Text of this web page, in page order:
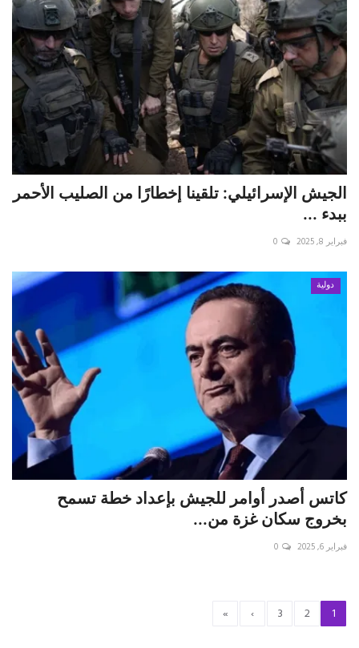
الجيش الإسرائيلي: تلقينا إخطارًا من الصليب الأحمر
ببدء ...
فبراير 8, 2025 0
دولية
كاتس أصدر أوامر للجيش بإعداد خطة تسمح
بخروج سكان غزة من...
فبراير 6, 2025 0
1
2
3
›
»